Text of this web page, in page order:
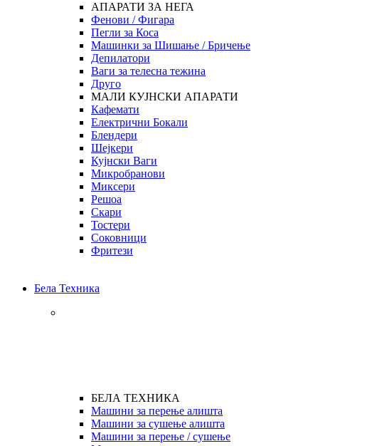
АПАРАТИ ЗА НЕГА
Фенови / Фигара
Пегли за Коса
Машинки за Шишање / Бричење
Депилатори
Ваги за телесна тежина
Друго
МАЛИ КУЈНСКИ АПАРАТИ
Кафемати
Електрични Бокали
Блендери
Шејкери
Кујнски Ваги
Микробранови
Миксери
Решоа
Скари
Тостери
Соковници
Фритези
Бела Техника
БЕЛА ТЕХНИКА
Машини за перење алишта
Машини за сушење алишта
Машини за перење / сушење